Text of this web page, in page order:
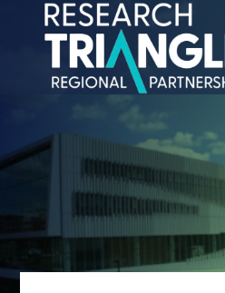
Salta al contenuto